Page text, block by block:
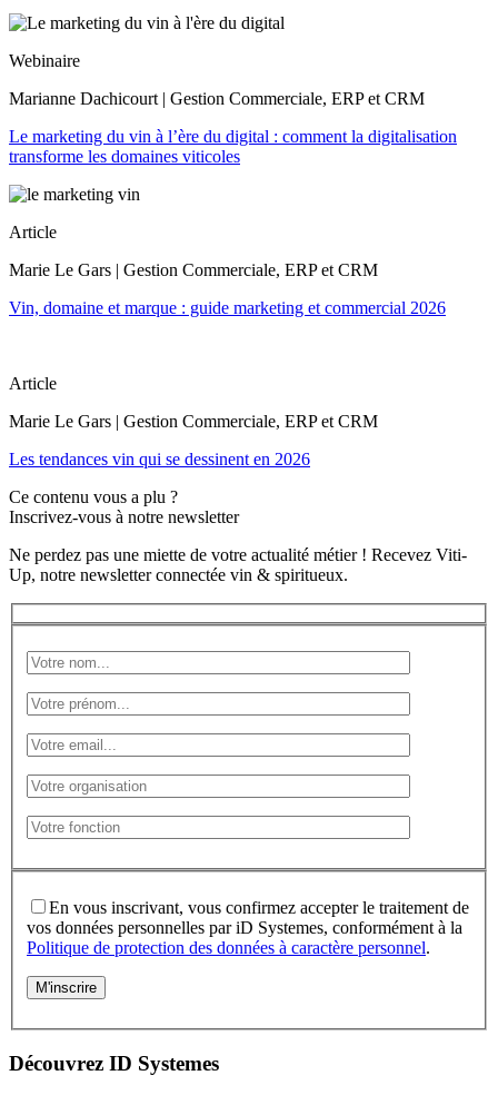
Webinaire
Marianne Dachicourt | Gestion Commerciale, ERP et CRM
Le marketing du vin à l’ère du digital : comment la digitalisation
transforme les domaines viticoles
Article
Marie Le Gars | Gestion Commerciale, ERP et CRM
Vin, domaine et marque : guide marketing et commercial 2026
Article
Marie Le Gars | Gestion Commerciale, ERP et CRM
Les tendances vin qui se dessinent en 2026
Ce contenu vous a plu ?
Inscrivez-vous à notre newsletter
Ne perdez pas une miette de votre actualité métier ! Recevez Viti-
Up, notre newsletter connectée vin & spiritueux.
En vous inscrivant, vous confirmez accepter le traitement de
vos données personnelles par iD Systemes, conformément à la
Politique de protection des données à caractère personnel.
Découvrez ID Systemes